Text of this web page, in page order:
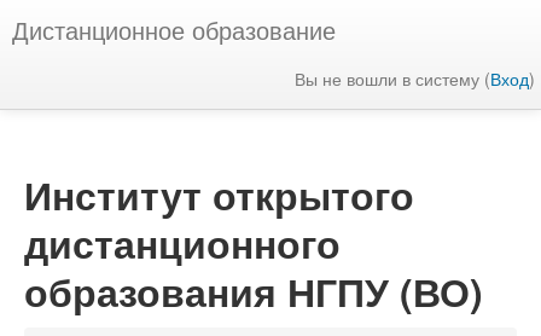
Дистанционное образование
Вы не вошли в систему (Вход)
Институт открытого
дистанционного
образования НГПУ (ВО)